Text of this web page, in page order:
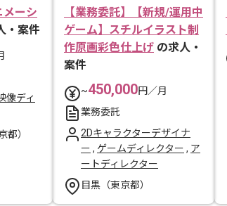
メーシ
・案件
像ディ
都）
【業務委託】【新規/運用中
ゲーム】スチルイラスト制
作原画彩色仕上げ の求人・
案件
~450,000円／月
業務委託
2Dキャラクターデザイナ
ー , ゲームディレクター , ア
ートディレクター
目黒（東京都）